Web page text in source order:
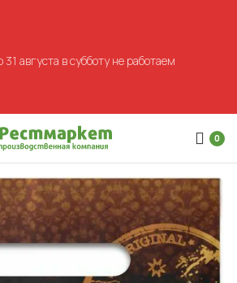
0
августа в субботу не работаем